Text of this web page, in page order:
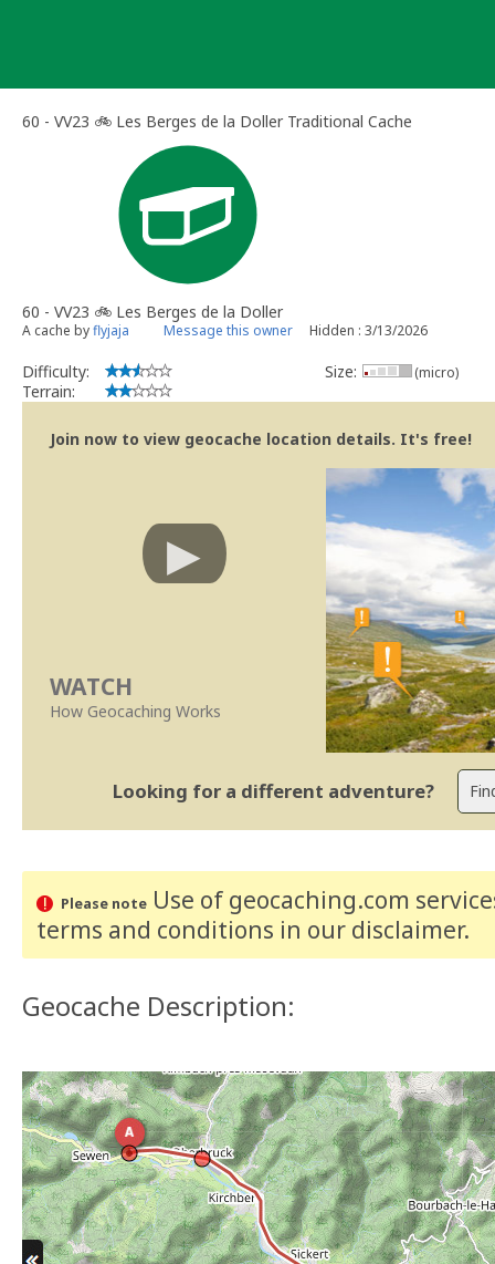
60 - VV23 🚲 Les Berges de la Doller Traditional Cache
60 - VV23 🚲 Les Berges de la Doller
A cache byflyjaja Message this owner Hidden : 3/13/2026
Difficulty:
Terrain:
Size: (micro)
Join now to view geocache location details. It's free!
WATCH
How Geocaching Works
Looking for a different adventure?
Please noteUse of geocaching.com
terms and conditions in our disclaimer.
Geocache Description: